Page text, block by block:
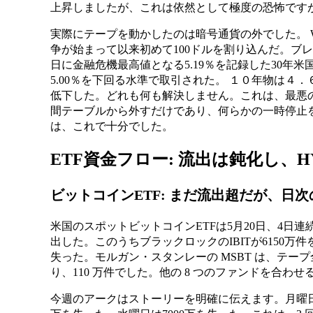
上昇しましたが、これは依然として極度の恐怖で
実際にテープを動かしたのは暗号通貨の外でした
争が始まって以来初めて100ドルを割り込んだ。ブ
日に金融危機最高値となる5.19％を記録した30年
5.00％を下回る水準で取引された。 １０年物は４
低下した。どれも何も解決しません。これは、最
間テーブルから外すだけであり、何らかの一時停
は、これで十分でした。
ETF資金フロー: 流出は鈍化し、
ビットコインETF: まだ流出超だが、日
米国のスポットビットコインETFは5月20日、4日
出した。このうちブラックロックのIBITが6150万
失った。モルガン・スタンレーの MSBT は、テー
り、110 万件でした。他の 8 つのファンドを合わせ
今週のアークはストーリーを明確に伝えます。月曜